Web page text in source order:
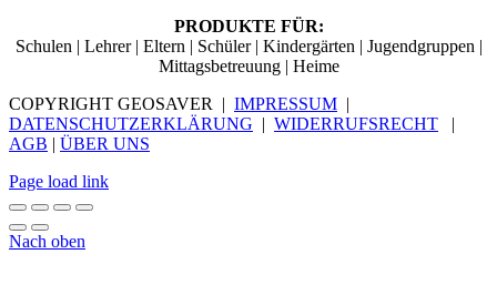
PRODUKTE FÜR:
Schulen | Lehrer | Eltern | Schüler | Kindergärten | Jugendgruppen |
Mittagsbetreuung | Heime
COPYRIGHT GEOSAVER | IMPRESSUM |
DATENSCHUTZERKLÄRUNG | WIDERRUFSRECHT |
AGB | ÜBER UNS
Page load link
Nach oben